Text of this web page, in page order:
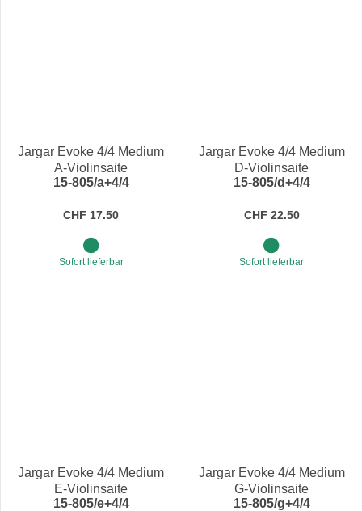
Jargar Evoke 4/4 Medium
A-Violinsaite
15-805/a+4/4
CHF 17.50
Sofort lieferbar
Jargar Evoke 4/4 Medium
D-Violinsaite
15-805/d+4/4
CHF 22.50
Sofort lieferbar
Jargar Evoke 4/4 Medium
E-Violinsaite
15-805/e+4/4
Jargar Evoke 4/4 Medium
G-Violinsaite
15-805/g+4/4